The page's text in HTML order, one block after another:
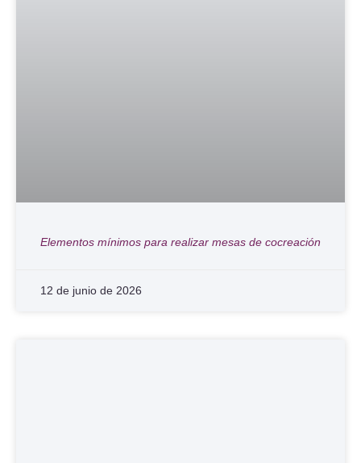
Elementos mínimos para realizar mesas de cocreación
12 de junio de 2026